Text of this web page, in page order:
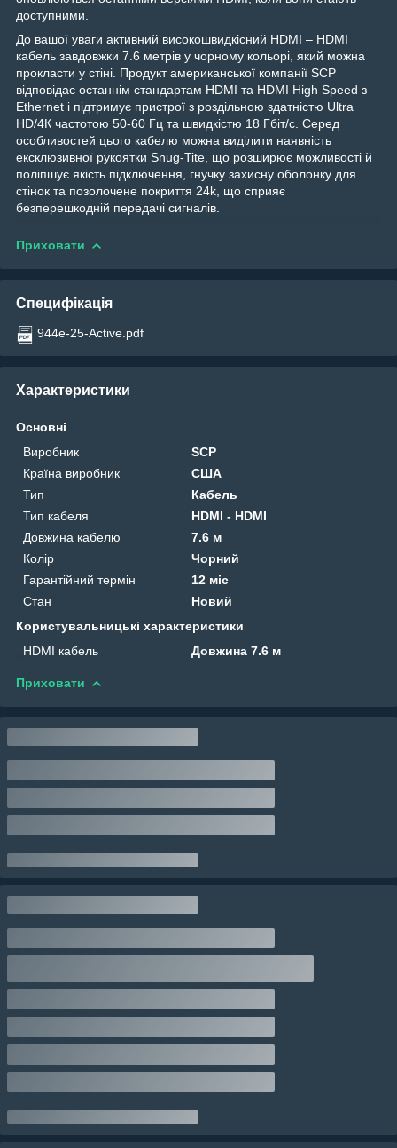
доступними.
До вашої уваги активний високошвидкісний HDMI – HDMI
кабель завдовжки 7.6 метрів у чорному кольорі, який можна
прокласти у стіні. Продукт американської компанії SCP
відповідає останнім стандартам HDMI та HDMI High Speed з
Ethernet і підтримує пристрої з роздільною здатністю Ultra
HD/4К частотою 50-60 Гц та швидкістю 18 Гбіт/с. Серед
особливостей цього кабелю можна виділити наявність
ексклюзивної рукоятки Snug-Tite, що розширює можливості й
поліпшує якість підключення, гнучку захисну оболонку для
стінок та позолочене покриття 24k, що сприяє
безперешкодній передачі сигналів.
Приховати
Специфікація
944e-25-Active.pdf
Характеристики
Основні
Виробник
SCP
Країна виробник
США
Тип
Кабель
Тип кабеля
HDMI - HDMI
Довжина кабелю
7.6 м
Колір
Чорний
Гарантійний термін
12 міс
Стан
Новий
Користувальницькі характеристики
HDMI кабель
Довжина 7.6 м
Приховати